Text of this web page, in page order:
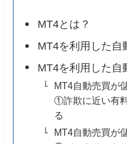
MT4とは？
MT4を利用した自
MT4を利用した自
MT4自動売買が
①詐欺に近い有
る
MT4自動売買が